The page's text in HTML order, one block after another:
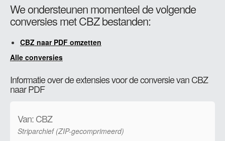
We ondersteunen momenteel de volgende
conversies met CBZ bestanden:
CBZ naar PDF omzetten
Alle conversies
Informatie over de extensies voor de conversie van CBZ
naar PDF
Van: CBZ
Striparchief (ZIP-gecomprimeerd)